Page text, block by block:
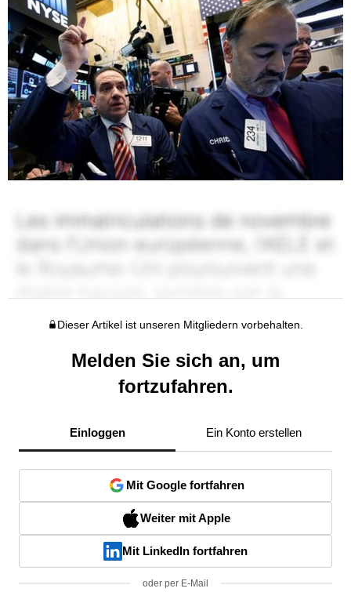
Dieser Artikel ist unseren Mitgliedern vorbehalten.
Melden Sie sich an, um
fortzufahren.
Einloggen Ein Konto erstellen
Mit Google fortfahren
Weiter mit Apple
Mit LinkedIn fortfahren
oder per E-Mail